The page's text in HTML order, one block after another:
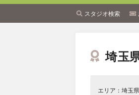
スタジオ検索
埼玉
エリア：埼玉